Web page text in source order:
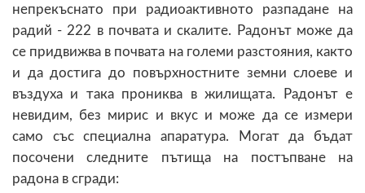
непрекъснато при радиоактивното разпадане на
радий - 222 в почвата и скалите. Радонът може да
се придвижва в почвата на големи разстояния, както
и да достига до повърхностните земни слоеве и
въздуха и така прониква в жилищата. Радонът е
невидим, без мирис и вкус и може да се измери
само със специална апаратура. Могат да бъдат
посочени следните пътища на постъпване на
радона в сгради: